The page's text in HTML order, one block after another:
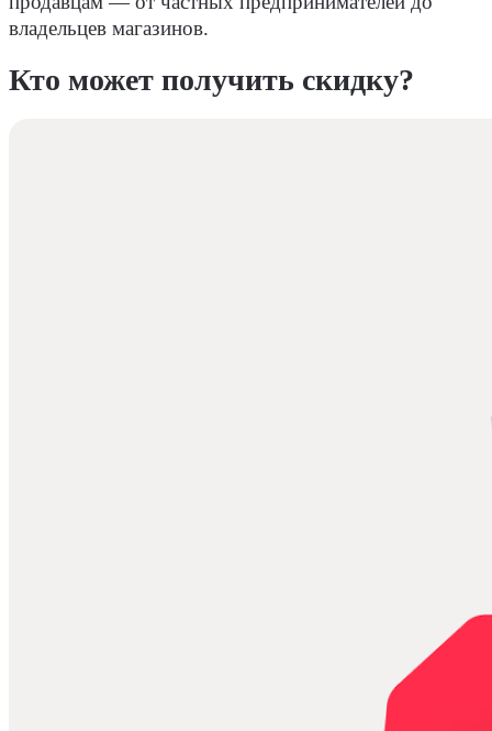
владельцев магазинов.
Кто может получить скидку?